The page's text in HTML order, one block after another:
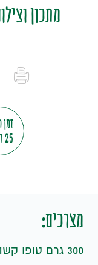
מתכון
25 דקות
מצרכים:
300 גרם טופו קשה, חתוך לקוביות